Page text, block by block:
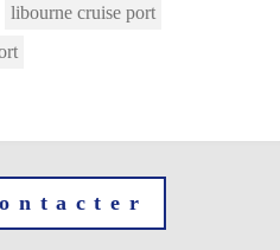
libourne cruise port